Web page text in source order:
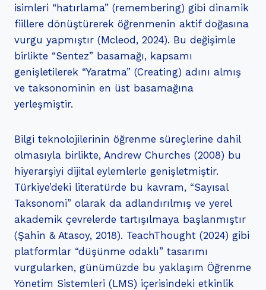
isimleri “hatırlama” (remembering) gibi dinamik
fiillere dönüştürerek öğrenmenin aktif doğasına
vurgu yapmıştır (Mcleod, 2024). Bu değişimle
birlikte “Sentez” basamağı, kapsamı
genişletilerek “Yaratma” (Creating) adını almış
ve taksonominin en üst basamağına
yerleşmiştir.
Bilgi teknolojilerinin öğrenme süreçlerine dahil
olmasıyla birlikte, Andrew Churches (2008) bu
hiyerarşiyi dijital eylemlerle genişletmiştir.
Türkiye’deki literatürde bu kavram, “Sayısal
Taksonomi” olarak da adlandırılmış ve yerel
akademik çevrelerde tartışılmaya başlanmıştır
(Şahin & Atasoy, 2018). TeachThought (2024) gibi
platformlar “düşünme odaklı” tasarımı
vurgularken, günümüzde bu yaklaşım Öğrenme
Yönetim Sistemleri (LMS) içerisindeki etkinlik